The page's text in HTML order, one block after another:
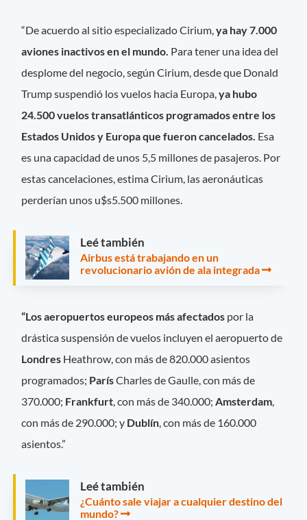
“De acuerdo al sitio especializado Cirium,ya hay 7.000
aviones inactivos en el mundo. Para tener una idea del
desplome del negocio, según Cirium, desde que Donald
Trump suspendió los vuelos hacia Europa,ya hubo
24.500 vuelos transatlánticos programados entre los
Estados Unidos y Europa que fueron cancelados. Esa
es una capacidad de unos 5,5 millones de pasajeros. Por
estas cancelaciones, estima Cirium, las aeronáuticas
perderían unos u$s5.500 millones.
Leé también
Airbus está trabajando en un
revolucionario avión de ala integrada
“Los aeropuertos europeos más afectados por la
drástica suspensión de vuelos incluyen el aeropuerto de
Londres Heathrow, con más de 820.000 asientos
programados; ParísCharles de Gaulle, con más de
370.000; Frankfurt , con más de 340.000; Amsterdam
con más de 290.000; y Dublín , con más de 160.000
asientos.”
Leé también
¿Cuánto sale viajar a cualquier destino del
mundo?